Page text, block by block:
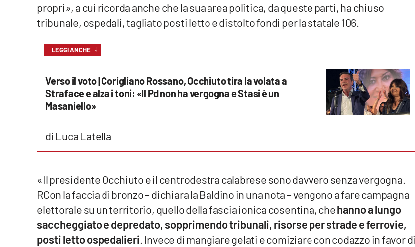
Lamezia Terme
propri», a cui ricorda anche che la sua area politica, da queste parti, ha chiuso
tribunale, ospedali, tagliato posti letto e distolto fondi per la statale 106.
LEGGI ANCHE ↓
Verso il voto | Corigliano Rossano, Occhiuto tira la volata a
Straface e alza i toni: «Il Pd non ha vergogna e Stasi è un
Masaniello»
di Luca Latella
«Il presidente Occhiuto e il centrodestra calabrese sono davvero senza vergogna.
RCon la faccia di bronzo – dichiara la Baldino in una nota – vengono a fare campagna
elettorale su un territorio, quello della fascia ionica cosentina, chehanno a lungo
saccheggiato e depredato, sopprimendo tribunali, risorse per strade e ferrovie,
posti letto ospedalieri. Invece di mangiare gelati e comiziare con codazzo in favor di